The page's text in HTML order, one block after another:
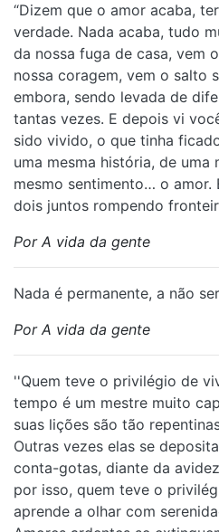
“Dizem que o amor acaba,
verdade. Nada acaba, tudo
da nossa fuga de casa, vem
nossa coragem, vem o salto
embora, sendo levada de
tantas vezes. E depois vi
sido vivido, o que tinha
uma mesma história, de uma
mesmo sentimento… o amor.
dois juntos rompendo
Por A vida da gente
Nada é permanente, a não
Por A vida da gente
''Quem teve o privilégio de
tempo é um mestre muito
suas lições são tão
Outras vezes elas se
conta-gotas, diante da
por isso, quem teve o
aprende a olhar com